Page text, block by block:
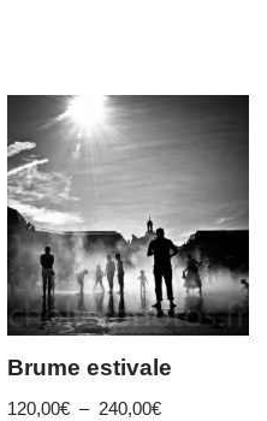
Brume estivale
120,00€ – 240,00€